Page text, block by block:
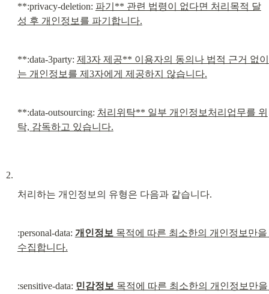
**:privacy-deletion: 파기** 관련 법령이 없다면 처리목적 달
성 후 개인정보를 파기합니다.
**:data-3party: 제3자 제공** 이용자의 동의나 법적 근거 없이
는 개인정보를 제3자에게 제공하지 않습니다.
**:data-outsourcing: 처리위탁** 일부 개인정보처리업무를 위
탁, 감독하고 있습니다.
처리하는 개인정보의 유형은 다음과 같습니다.
:personal-data: 개인정보 목적에 따른 최소한의 개인정보만을
수집합니다.
:sensitive-data: 민감정보 목적에 따른 최소한의 개인정보만을